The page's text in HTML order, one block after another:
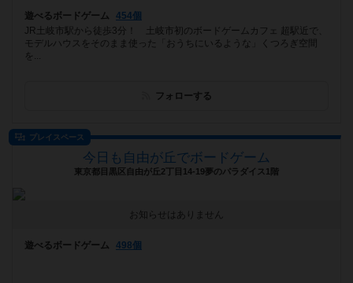
遊べるボードゲーム
454個
JR土岐市駅から徒歩3分！ 土岐市初のボードゲームカフェ 超駅近で、
モデルハウスをそのまま使った「おうちにいるような」くつろぎ空間
を...
フォローする
プレイスペース
今日も自由が丘でボードゲーム
東京都目黒区自由が丘2丁目14-19夢のパラダイス1階
お知らせはありません
遊べるボードゲーム 498個